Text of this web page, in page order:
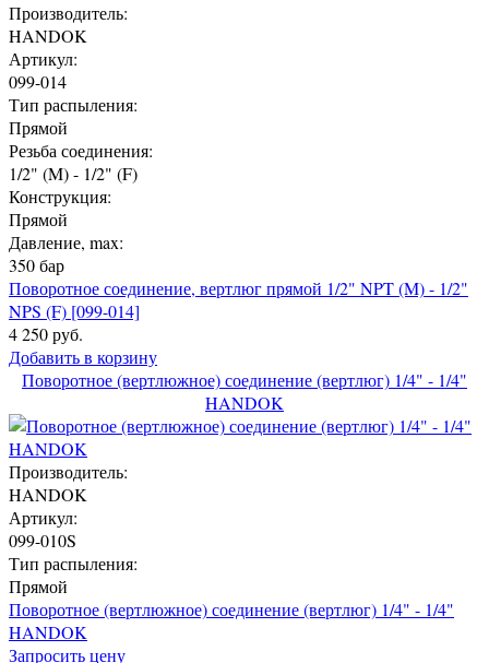
Производитель:
HANDOK
Артикул:
099-014
Тип распыления:
Прямой
Резьба соединения:
1/2" (M) - 1/2" (F)
Конструкция:
Прямой
Давление, max:
350 бар
Поворотное соединение, вертлюг прямой 1/2" NPT (M) - 1/2"
NPS (F) [099-014]
4 250 руб.
Добавить в корзину
Поворотное (вертлюжное) соединение (вертлюг) 1/4" - 1/4"
HANDOK
Производитель:
HANDOK
Артикул:
099-010S
Тип распыления:
Прямой
Поворотное (вертлюжное) соединение (вертлюг) 1/4" - 1/4"
HANDOK
Запросить цену